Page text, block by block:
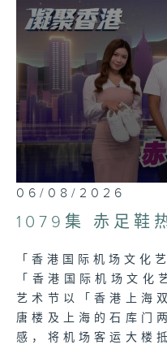
0
seconds
of
23
7
seconds
06/08/2026
1079集 赤足鞋
「香港国际机场文化
「香港国际机场文
艺术节以「香港上海
唐楼及上海的石库门
感，将机场客运大楼